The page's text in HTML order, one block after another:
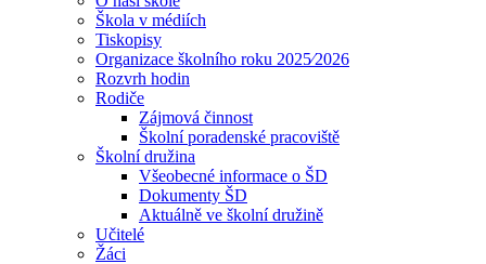
Škola v médiích
Tiskopisy
Organizace školního roku 2025⁄2026
Rozvrh hodin
Rodiče
Zájmová činnost
Školní poradenské pracoviště
Školní družina
Všeobecné informace o ŠD
Dokumenty ŠD
Aktuálně ve školní družině
Učitelé
Žáci